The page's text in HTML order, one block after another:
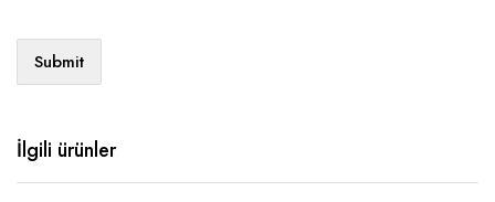
İlgili ürünler